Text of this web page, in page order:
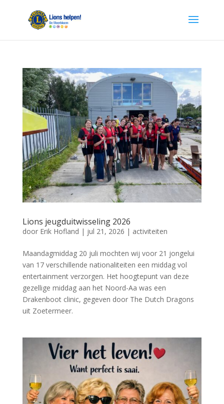
Lions jeugduitwisseling 2026
door Erik Hofland | jul 21, 2026 | activiteiten
Maandagmiddag 20 juli mochten wij voor 21 jongelui
van 17 verschillende nationaliteiten een middag vol
entertainment verzorgen. Het hoogtepunt van deze
gezellige middag aan het Noord-Aa was een
Drakenboot clinic, gegeven door The Dutch Dragons
uit Zoetermeer.